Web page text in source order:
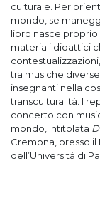
culturale. Per
mondo, se
libro nasce
materiali didattici
tra musiche
insegnanti nella
transculturalità. I
concerto con
mondo, intitolata
Cremona, presso
dell’Università di